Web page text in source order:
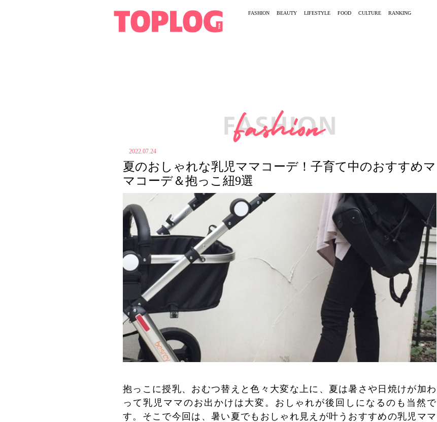
FASHION BEAUTY LIFESTYLE FOOD CULTURE RANKING
2022.07.24
夏のおしゃれな乳児ママコーデ！子育て中のおすすめマ
マコーデ＆抱っこ紐9選
抱っこに授乳、おむつ替えと色々大変な上に、夏は暑さや日焼けが加わ
って乳児ママのお出かけは大変。おしゃれが後回しになるのも当然で
す。そこで今回は、暑い夏でもおしゃれ見えが叶うおすすめの乳児ママ